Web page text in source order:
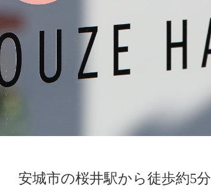
安城市の桜井駅から徒歩約5分